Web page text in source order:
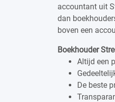
accountant uit
dan
boven een
Boekhouder
Altijd een
De beste